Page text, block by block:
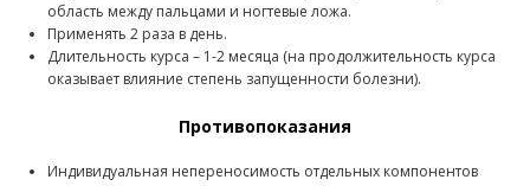
область между пальцами и ногтевые ложа.
Применять 2 раза в день.
Длительность курса – 1-2 месяца (на продолжительность курса
оказывает влияние степень запущенности болезни).
Противопоказания
Индивидуальная непереносимость отдельных компонентов